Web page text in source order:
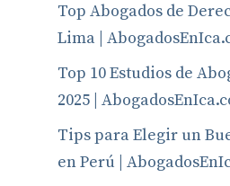
Top Abogados de
Lima |
Top 10 Estudios de
2025 |
Tips para Elegir un
en Perú |